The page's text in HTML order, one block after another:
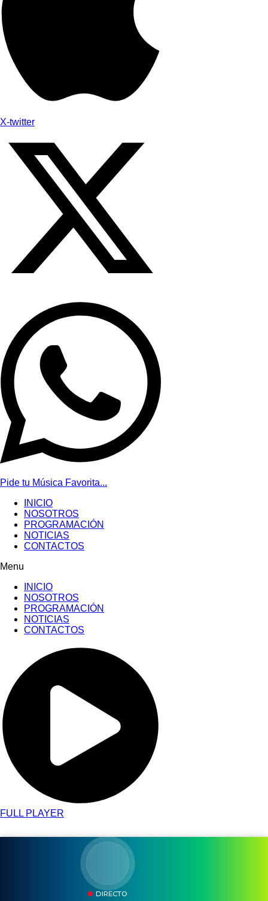
X-twitter
Pide tu Música Favorita...
INICIO
NOSOTROS
PROGRAMACIÓN
NOTICIAS
CONTACTOS
Menu
INICIO
NOSOTROS
PROGRAMACIÓN
NOTICIAS
CONTACTOS
FULL PLAYER
DIRECTO